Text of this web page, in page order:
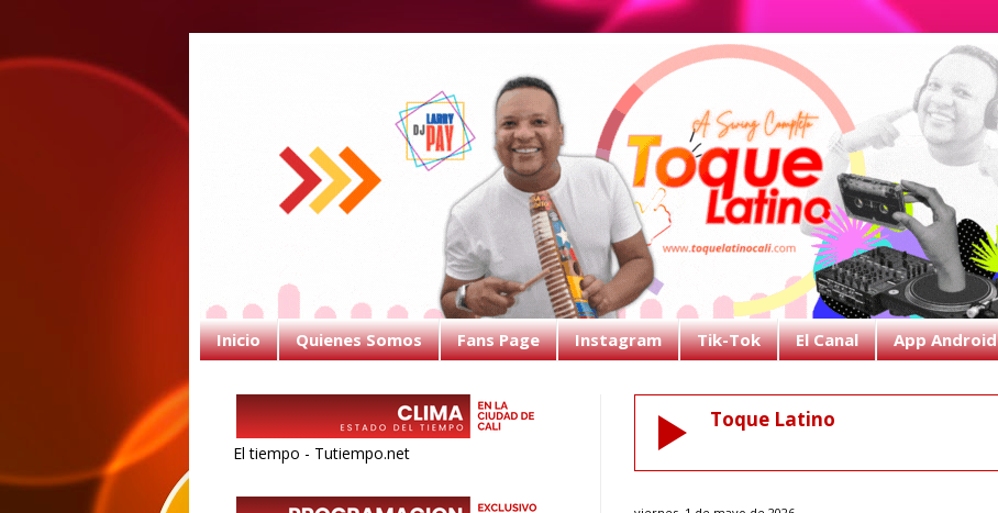
Inicio Quienes Somos Fans Page Instagram Tik-Tok El Canal App Android
Toque Latino
El tiempo - Tutiempo.net